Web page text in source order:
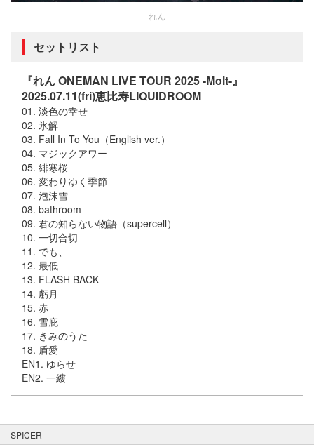
れん
セットリスト
『れん ONEMAN LIVE TOUR 2025 -Molt-』
2025.07.11(fri)恵比寿LIQUIDROOM
01. 淡色の幸せ
02. 氷解
03. Fall In To You（English ver.）
04. マジックアワー
05. 緋寒桜
06. 変わりゆく季節
07. 泡沫雪
08. bathroom
09. 君の知らない物語（supercell）
10. 一切合切
11. でも、
12. 最低
13. FLASH BACK
14. 虧月
15. 赤
16. 雪庇
17. きみのうた
18. 盾愛
EN1. ゆらせ
EN2. 一縷
SPICER